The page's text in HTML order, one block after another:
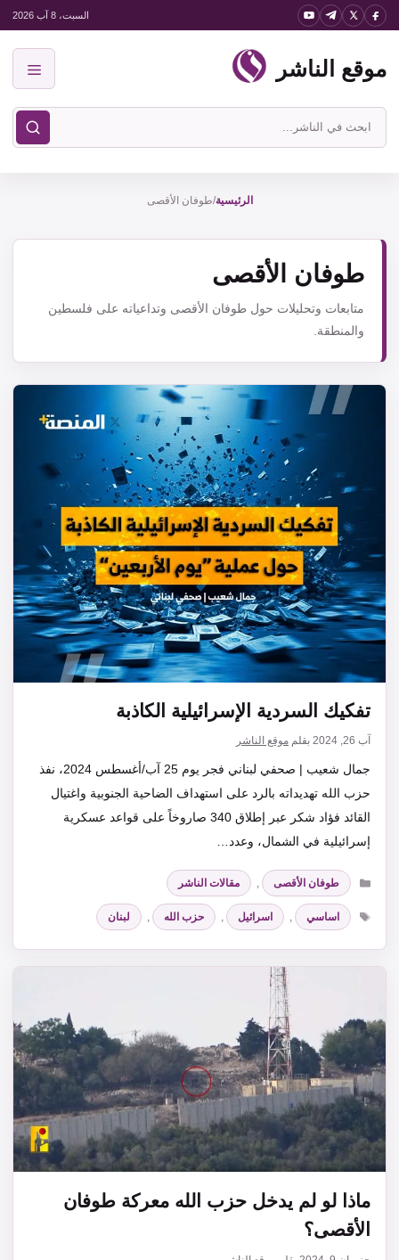
انتقل
المحتوى
السبت، 8 آب 2026
موقع الناشر
ابحث
في
الرئيسية/طوفان الأقصى
طوفان الأقصى
متابعات وتحليلات حول طوفان الأقصى وتداعياته على فلسطين
والمنطقة.
تفكيك السردية الإسرائيلية الكاذبة
آب 26, 2024 بقلم موقع الناشر
جمال شعيب | صحفي لبناني فجر يوم 25 آب/أغسطس 2024، نفذ
حزب الله تهديداته بالرد على استهداف الضاحية الجنوبية واغتيال
القائد فؤاد شكر عبر إطلاق 340 صاروخاً على قواعد عسكرية
إسرائيلية في الشمال، وعدد…
التصنيفات
طوفان الأقصى ,
مقالات الناشر
الوسوم
اساسي , اسرائيل , حزب الله , لبنان
ماذا لو لم يدخل حزب الله معركة طوفان
الأقصى؟